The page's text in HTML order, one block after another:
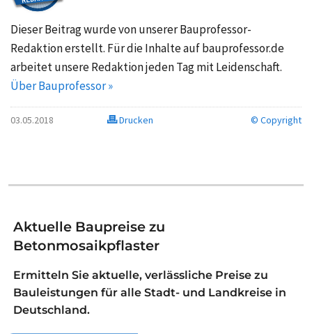
Dieser Beitrag wurde von unserer Bauprofessor-
Redaktion erstellt. Für die Inhalte auf bauprofessor.de
arbeitet unsere Redaktion jeden Tag mit Leidenschaft.
Über Bauprofessor »
03.05.2018 Drucken © Copyright
Aktuelle Baupreise zu
Betonmosaikpflaster
Ermitteln Sie aktuelle, verlässliche Preise zu
Bauleistungen für alle Stadt- und Landkreise in
Deutschland.